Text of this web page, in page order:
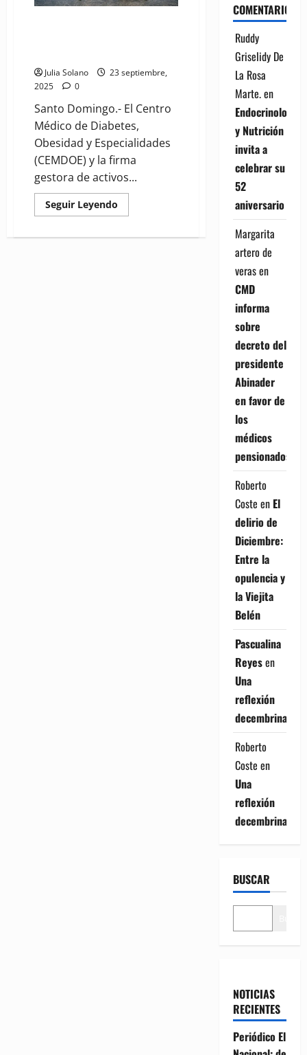
Julia Solano
23 septiembre,
2025
0
Santo Domingo.- El Centro
Médico de Diabetes,
Obesidad y Especialidades
(CEMDOE) y la firma
gestora de activos...
Seguir Leyendo
more
CEMDOE
COMENTARIOS
Ruddy
Griselidy De
La Rosa
Marte.en
Endocrinología
y Nutrición
invita a
celebrar su
52
aniversario
Margarita
artero de
verasen
CMD
informa
sobre
decreto del
presidente
Abinader
en favor de
los
médicos
pensionados
Roberto
Coste en El
delirio de
Diciembre:
Entre la
opulencia y
la Viejita
Belén
Pascualina
Reyesen
Una
reflexión
decembrina
Roberto
Coste en
Una
reflexión
decembrina
BUSCAR
NOTICIAS
RECIENTES
Periódico El